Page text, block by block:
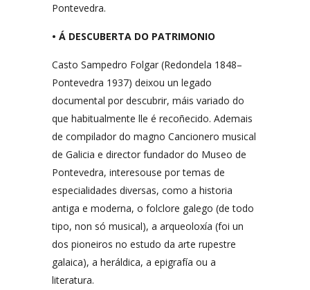
Pontevedra.
• Á DESCUBERTA DO PATRIMONIO
Casto Sampedro Folgar (Redondela 1848–
Pontevedra 1937) deixou un legado
documental por descubrir, máis variado do
que habitualmente lle é recoñecido. Ademais
de compilador do magno Cancionero musical
de Galicia e director fundador do Museo de
Pontevedra, interesouse por temas de
especialidades diversas, como a historia
antiga e moderna, o folclore galego (de todo
tipo, non só musical), a arqueoloxía (foi un
dos pioneiros no estudo da arte rupestre
galaica), a heráldica, a epigrafía ou a
literatura.